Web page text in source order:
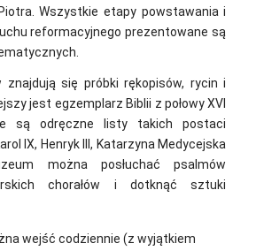
Wszystkie etapy powstawania i
reformacyjnego prezentowane są
znajdują się próbki rękopisów, rycin i
jest egzemplarz Biblii z połowy XVI
są odręczne listy takich postaci
IX, Henryk III, Katarzyna Medycejska
można posłuchać psalmów
chorałów i dotknąć sztuki
wejść codziennie (z wyjątkiem